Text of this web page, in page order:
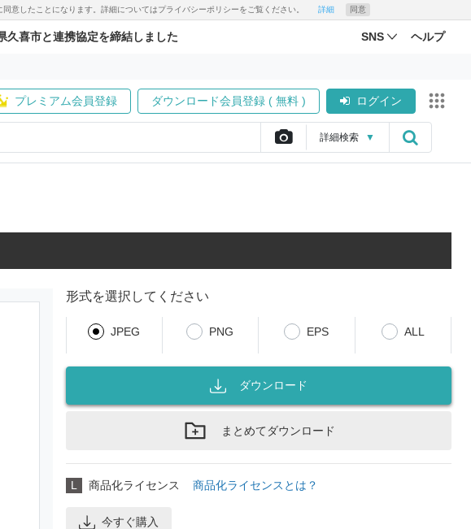
意したことになります。詳細についてはプライバシーポリシーをご覧ください。 詳細 同意
久喜市と連携協定を締結しました SNS ヘルプ
プレミアム会員登録 ダウンロード会員登録 ( 無料 ) ログイン
詳細検索 ▼
形式を選択してください
JPEG PNG EPS ALL
ダウンロード
まとめてダウンロード
L 商品化ライセンス 商品化ライセンスとは？
今すぐ購入